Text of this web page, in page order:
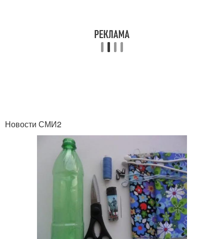
Новости СМИ2